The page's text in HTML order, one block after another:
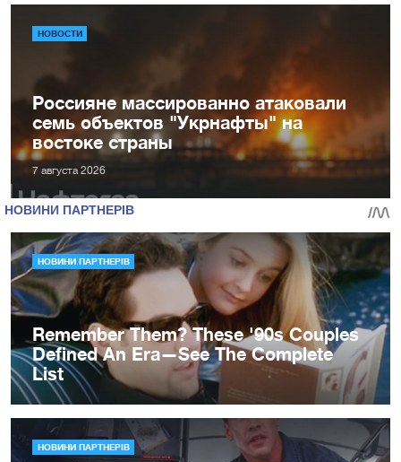
НОВОСТИ
Россияне массированно атаковали
семь объектов "Укрнафты" на
востоке страны
7 августа 2026